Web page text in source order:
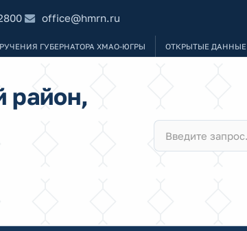
office@hmrn.ru
ГУБЕРНАТОРА ХМАО-ЮГРЫ ОТКРЫТЫЕ ДАННЫЕ
район,